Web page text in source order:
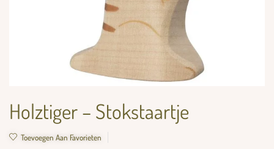
Holztiger – Stokstaartje
Toevoegen Aan Favorieten